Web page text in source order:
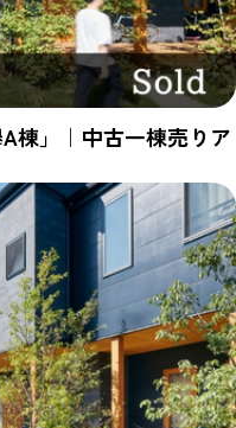
棟」｜中古一棟売りア